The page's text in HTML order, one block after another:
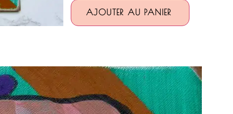
AJOUTER AU PANIER
Alternative: